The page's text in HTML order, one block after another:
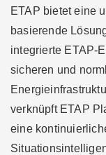
ETAP bietet eine
basierende
integrierte ETAP-
sicheren und
verknüpft ETAP
eine